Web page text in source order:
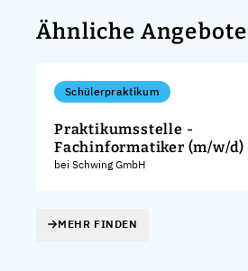
Ähnliche Angebote
Schülerpraktikum
Praktikumsstelle -
Fachinformatiker (m/w/d)
bei Schwing GmbH
MEHR FINDEN